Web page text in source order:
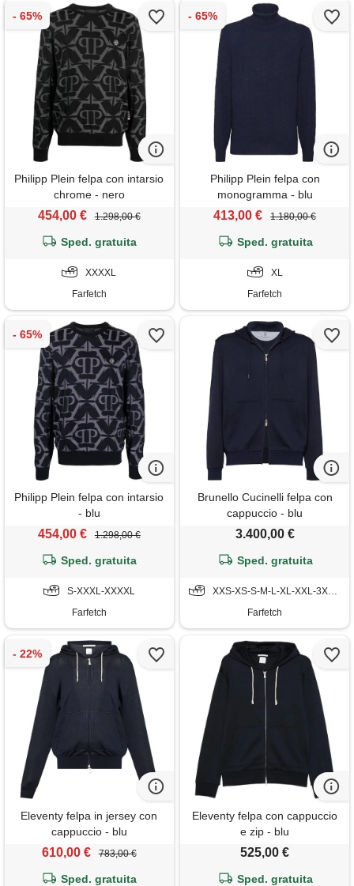
Philipp Plein felpa con intarsio
chrome - nero
454,00 € 1.298,00 €
Sped. gratuita
XXXXL
Farfetch
Philipp Plein felpa con
monogramma - blu
413,00 € 1.180,00 €
Sped. gratuita
XL
Farfetch
Philipp Plein felpa con intarsio
- blu
454,00 € 1.298,00 €
Sped. gratuita
S-XXXL-XXXXL
Farfetch
Brunello Cucinelli felpa con
cappuccio - blu
3.400,00 €
Sped. gratuita
XXS-XS-S-M-L-XL-XXL-3XL-4XL
Farfetch
Eleventy felpa in jersey con
cappuccio - blu
610,00 € 783,00 €
Sped. gratuita
Eleventy felpa con cappuccio
e zip - blu
525,00 €
Sped. gratuita